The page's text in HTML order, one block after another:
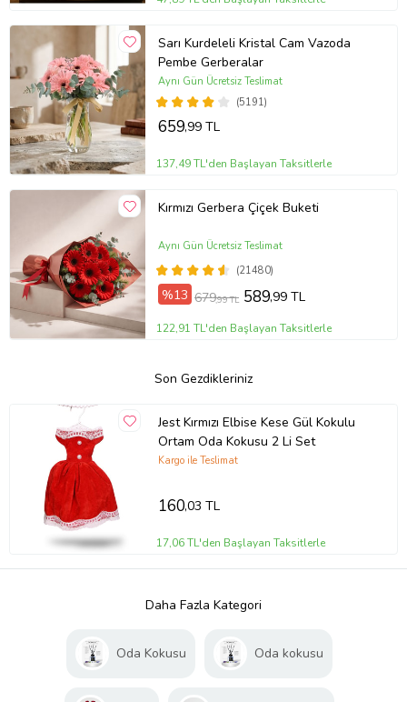
Sarı Kurdeleli Kristal Cam Vazoda
Pembe Gerberalar
(5191)
Aynı Gün Ücretsiz Teslimat
659,99 TL
137,49 TL'den Başlayan Taksitlerle
Kırmızı Gerbera Çiçek Buketi
(21480)
Aynı Gün Ücretsiz Teslimat
%13 679,99 TL 589,99 TL
122,91 TL'den Başlayan Taksitlerle
Son Gezdikleriniz
Jest Kırmızı Elbise Kese Gül Kokulu
Ortam Oda Kokusu 2 Li Set
Kargo ile Teslimat
160,03 TL
17,06 TL'den Başlayan Taksitlerle
Daha Fazla Kategori
Oda Kokusu Oda kokusu